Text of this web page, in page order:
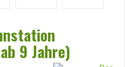
9 Jahre)